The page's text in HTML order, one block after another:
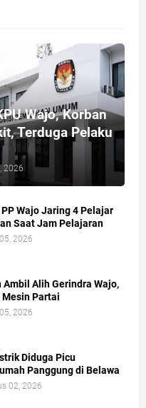
Wajo, Korban
Terduga Pelaku
2026
Wajo Jaring 4 Pelajar
Saat Jam Pelajaran
2026
Ambil Alih Gerindra Wajo,
Partai
2026
Diduga Picu
Panggung di Belawa
02, 2026